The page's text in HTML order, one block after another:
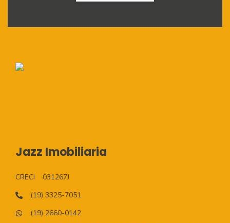
Jazz Imobiliaria
CRECI
031267J
(19) 3325-7051
(19) 2660-0142